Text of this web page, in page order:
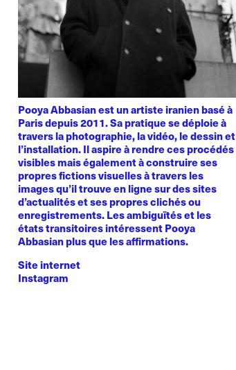
Pooya Abbasian est un artiste iranien basé à
Paris depuis 2011. Sa pratique se déploie à
travers la photographie, la vidéo, le dessin et
l’installation. Il aspire à rendre ces procédés
visibles mais également à construire ses
propres fictions visuelles à travers les
images qu’il trouve en ligne sur des sites
d’actualités et ses propres clichés ou
enregistrements. Les ambiguïtés et les
états transitoires intéressent Pooya
Abbasian plus que les affirmations.
Site internet
Instagram